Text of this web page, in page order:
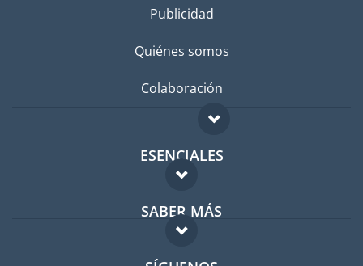
Publicidad
Quiénes somos
Colaboración
ESENCIALES
Foro para expatriados
Guía para expatriados
Trabajos en el extranjero
SABER MÁS
FAQ